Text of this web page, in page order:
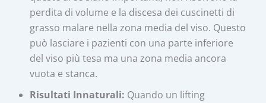
perdita di volume e la discesa dei cuscinetti di
grasso malare nella zona media del viso. Questo
può lasciare i pazienti con una parte inferiore
del viso più tesa ma una zona media ancora
vuota e stanca.
Risultati Innaturali: Quando un lifting